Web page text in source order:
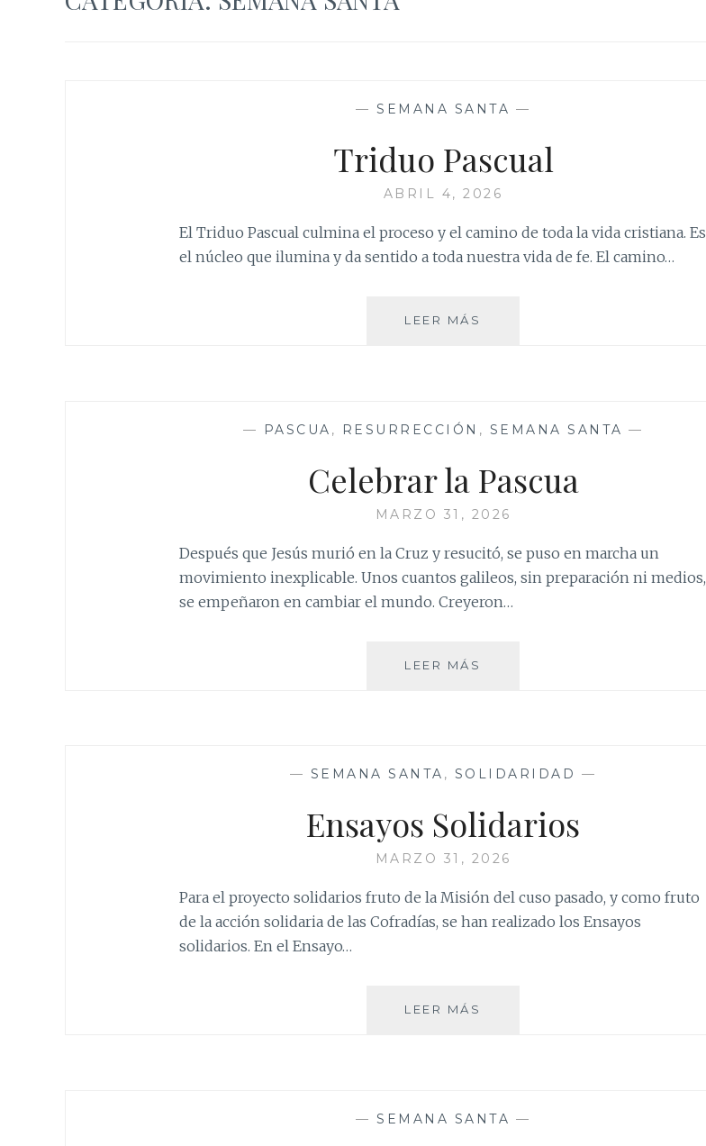
— SEMANA SANTA —
Triduo Pascual
ABRIL 4, 2026
El Triduo Pascual culmina el proceso y el camino de toda la vida cristiana. Es
el núcleo que ilumina y da sentido a toda nuestra vida de fe. El camino…
LEER MÁS
— PASCUA , RESURRECCIÓN , SEMANA SANTA —
Celebrar la Pascua
MARZO 31, 2026
Después que Jesús murió en la Cruz y resucitó, se puso en marcha un
movimiento inexplicable. Unos cuantos galileos, sin preparación ni medios,
se empeñaron en cambiar el mundo. Creyeron…
LEER MÁS
— SEMANA SANTA , SOLIDARIDAD —
Ensayos Solidarios
MARZO 31, 2026
Para el proyecto solidarios fruto de la Misión del cuso pasado, y como fruto
de la acción solidaria de las Cofradías, se han realizado los Ensayos
solidarios. En el Ensayo…
LEER MÁS
— SEMANA SANTA —